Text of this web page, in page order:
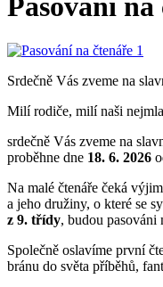
Pasování na
Srdečně Vás zveme na
Milí rodiče, milí naši
srdečně Vás zveme na
proběhne dne 18. 6. 2026
Na malé čtenáře čeká
a jeho družiny, o které se
z 9. třídy, budou pasováni
Společně oslavíme první
bránu do světa příběhů,